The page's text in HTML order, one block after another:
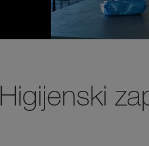
Higijenski